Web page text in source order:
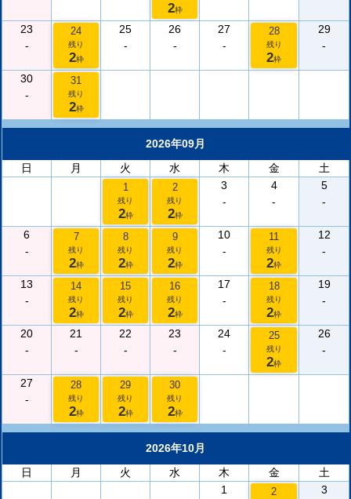
2枠
23
-
24
残り
2枠
25
-
26
-
27
-
28
残り
2枠
29
-
30
-
31
残り
2枠
2026年09月
日
月 火 水 木 金 土
1
残り
2枠
2
残り
2枠
3
-
4
-
5
-
6
-
7
残り
2枠
8
残り
2枠
9
残り
2枠
10
-
11
残り
2枠
12
-
13
-
14
残り
2枠
15
残り
2枠
16
残り
2枠
17
-
18
残り
2枠
19
-
20
-
21
-
22
-
23
-
24
-
25
残り
2枠
26
-
27
-
28
残り
2枠
29
残り
2枠
30
残り
2枠
2026年10月
日
月 火 水 木 金
土
1
2
3